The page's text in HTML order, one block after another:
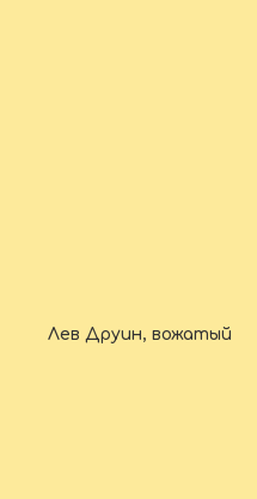
Лев Друин, вожатый